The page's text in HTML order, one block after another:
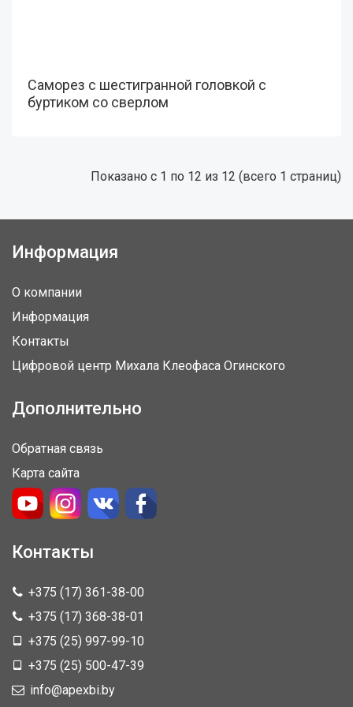
Саморез с шестигранной головкой с
буртиком со сверлом
Показано с 1 по 12 из 12 (всего 1 страниц)
Информация
О компании
Информация
Контакты
Цифровой центр Михала Клеофаса Огинского
Дополнительно
Обратная связь
Карта сайта
Контакты
+375 (17) 361-38-00
+375 (17) 368-38-01
+375 (25) 997-99-10
+375 (25) 500-47-39
info@apexbi.by